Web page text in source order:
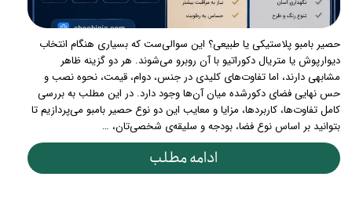
حصیر بامبو پلاستیکی یا طبیعی؟ این سوالی‌ست که بسیاری هنگام انتخاب
دیوارپوش یا متریال دکوراتیو با آن روبرو می‌شوند. هر دو گزینه ظاهر
مشابهی دارند، اما تفاوت‌های کلیدی در جنس، دوام، قیمت، نحوه نصب و
حس نهایی فضای دکورشده میان آن‌ها وجود دارد. در این مطلب به بررسی
کامل تفاوت‌ها، کاربردها، مزایا و معایب این دو نوع حصیر بامبو می‌پردازیم تا
بتوانید بر اساس نوع فضا، بودجه و سلیقه‌ی شخصی‌تان، …
ادامه مطلب